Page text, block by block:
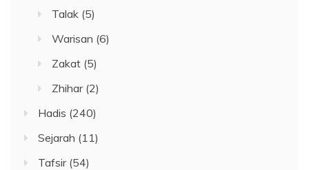
Talak (5)
Warisan (6)
Zakat (5)
Zhihar(2)
Hadis (240)
Sejarah (11)
Tafsir(54)